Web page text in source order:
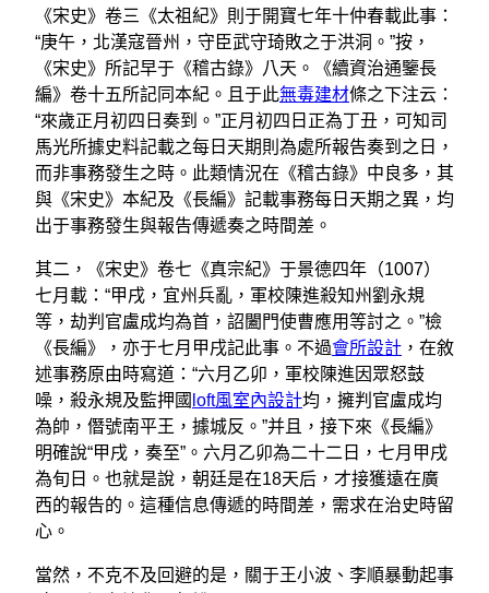
《宋史》卷三《太祖紀》則于開寶七年十仲春載此事：
“庚午，北漢寇晉州，守臣武守琦敗之于洪洞。”按，
《宋史》所記早于《稽古錄》八天。《續資治通鑒長
編》卷十五所記同本紀。且于此無毒建材條之下注云：
“來歲正月初四日奏到。”正月初四日正為丁丑，可知司
馬光所據史料記載之每日天期則為處所報告奏到之日，
而非事務發生之時。此類情況在《稽古錄》中良多，其
與《宋史》本紀及《長編》記載事務每日天期之異，均
出于事務發生與報告傳遞奏之時間差。
其二，《宋史》卷七《真宗紀》于景德四年（1007）
七月載：“甲戌，宜州兵亂，軍校陳進殺知州劉永規
等，劫判官盧成均為首，詔闔門使曹應用等討之。”檢
《長編》，亦于七月甲戌記此事。不過會所設計 ，在敘
述事務原由時寫道：“六月乙卯，軍校陳進因眾怒鼓
噪，殺永規及監押國 loft風室內設計均，擁判官盧成均
為帥，僭號南平王，據城反。”并且，接下來《長編》
明確說“甲戌，奏至”。六月乙卯為二十二日，七月甲戌
為旬日。也就是說，朝廷是在18天后，才接獲遠在廣
西的報告的。這種信息傳遞的時間差，需求在治史時留
心。
當然，不克不及回避的是，關于王小波、李順暴動起事